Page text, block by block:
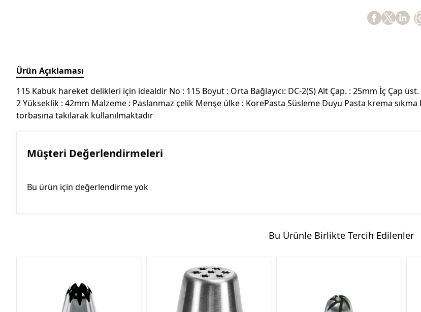
Ürün Açıklaması
115 Kabuk hareket delikleri için idealdir No : 115 Boyut : Orta Bağlayıcı: DC-2(S) Alt Çap. : 25mm İç Çap
2 Yükseklik : 42mm Malzeme : Paslanmaz çelik Menşe ülke : KorePasta Süsleme Duyu Pasta krema
torbasına takılarak kullanılmaktadır
Müşteri Değerlendirmeleri
Bu ürün için değerlendirme yok
Bu Ürünle Birlikte Tercih Edilenler